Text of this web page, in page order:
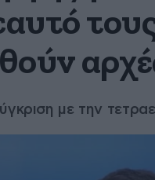
με την